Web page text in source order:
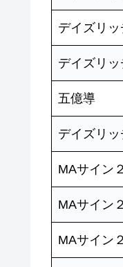
デイズリッ
デイズリ
五億導
デイズリッ
MAサイン
MAサイン
MAサイン